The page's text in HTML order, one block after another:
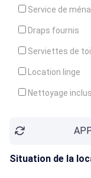
Service de
Draps fournis
Serviettes de
Location linge
Nettoyage inclus
Garde d'enfants
Crèche
Situation de la